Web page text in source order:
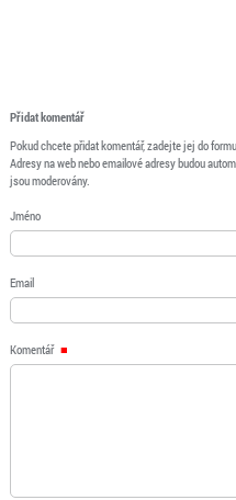
Přidat komentář
Pokud chcete přidat komentář, zadejte jej do
Adresy na web nebo emailové adresy budou
jsou moderovány.
Jméno
Email
Komentář